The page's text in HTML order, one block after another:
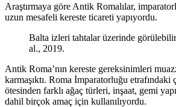
Araştırmaya göre Antik Romalılar,
uzun mesafeli kereste ticareti yapıyordu.
Balta izleri tahtalar üzerinde
al., 2019.
Antik Roma’nın kereste gereksinimleri
karmaşıktı. Roma İmparatorluğu etrafındaki
ötesinden farklı ağaç türleri, inşaat, gemi
dahil birçok amaç için kullanılıyordu.